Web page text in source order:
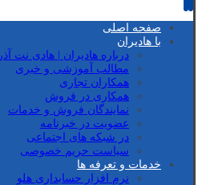
صفحه اصلی
با هادیران
درباره هادیران | هادی نت آذر
مطالب آموزشی و خبری
همکاران تجاری
همکاری در فروش
نمایندگان فروش و خدمات
عضویت در خبرنامه
در شبکه های اجتماعی
سیاست حریم خصوصی
خدمات و تعرفه ها
نرم افزار حسابداری هلو